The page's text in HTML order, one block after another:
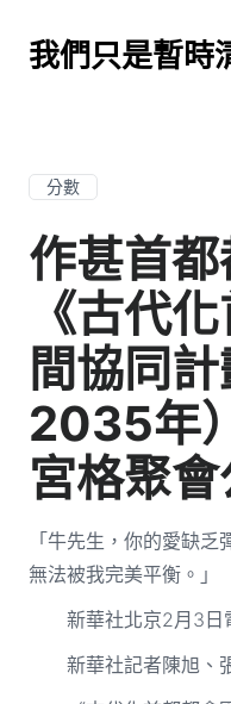
我們只是暫時
分數
作甚首
《古代
間協同
2035年
宮格聚
「牛先生，你的愛缺
無法被我完美平衡。」
新華社北京2月3日
新華社記者陳旭、